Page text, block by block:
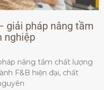
giải pháp nâng tầm
nghiệp
nâng tầm chất lượng
F&B hiện đại, chất